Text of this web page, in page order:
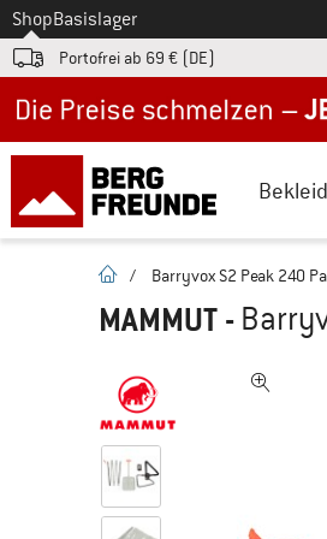
Zum
ShopBasislager
Portofrei ab 69 € (DE)
Startseite
/ Barryvox S2 Peak 240
MAMMUT -